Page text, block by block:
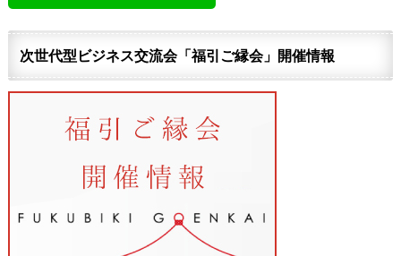
次世代型ビジネス交流会「福引ご縁会」開催情報